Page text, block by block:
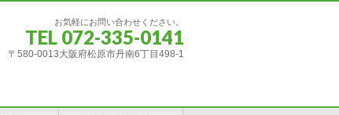
お気軽にお問い合わせください。
TEL 072-335-0141
〒580-0013大阪府松原市丹南6丁目498-1